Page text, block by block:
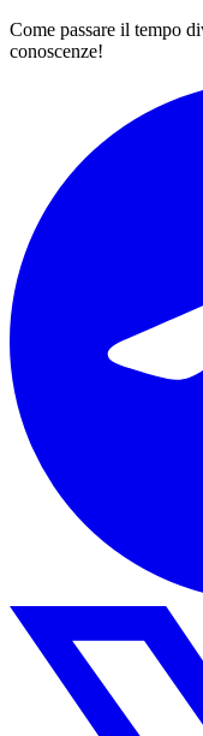
Come passare il tempo
conoscenze!